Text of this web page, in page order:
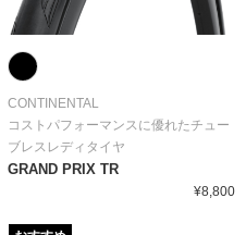
CONTINENTAL
コストパフォーマンスに優れたチュー
ブレスレディタイヤ
GRAND PRIX TR
¥8,800